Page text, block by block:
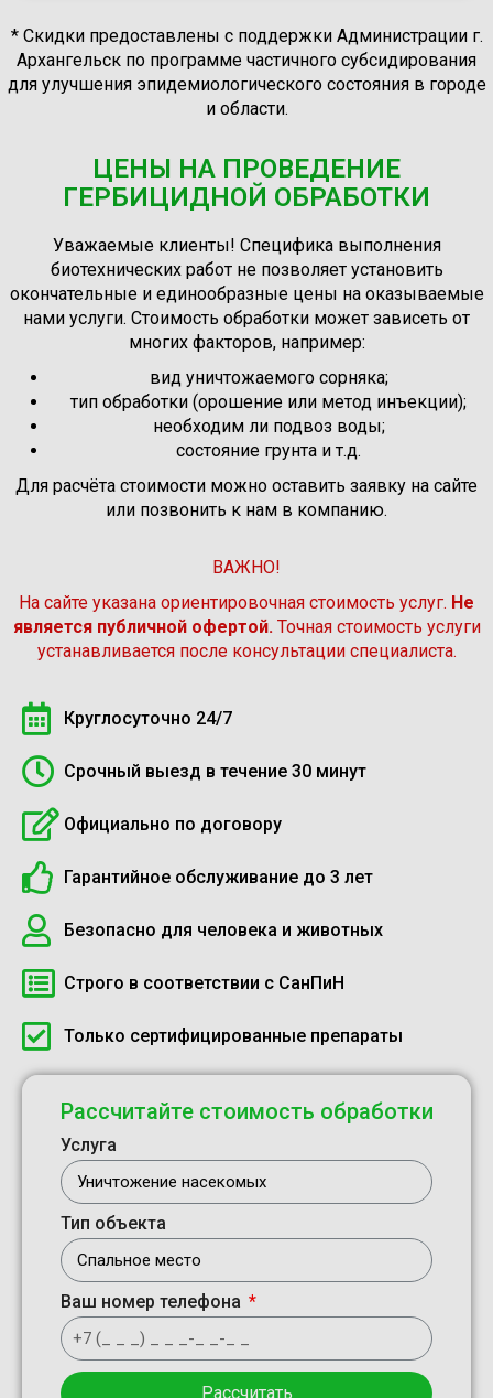
* Скидки предоставлены с поддержки Администрации г.
Архангельск по программе частичного субсидирования
для улучшения эпидемиологического состояния в городе
и области.
ЦЕНЫ НА ПРОВЕДЕНИЕ
ГЕРБИЦИДНОЙ ОБРАБОТКИ
Уважаемые клиенты! Специфика выполнения
биотехнических работ не позволяет установить
окончательные и единообразные цены на оказываемые
нами услуги. Стоимость обработки может зависеть от
многих факторов, например:
вид уничтожаемого сорняка;
тип обработки (орошение или метод инъекции);
необходим ли подвоз воды;
состояние грунта и т.д.
Для расчёта стоимости можно оставить заявку на сайте
или позвонить к нам в компанию.
ВАЖНО!
На сайте указана ориентировочная стоимость услуг. Не
является публичной офертой.Точная стоимость услуги
устанавливается после консультации специалиста.
Круглосуточно 24/7
Срочный выезд в течение 30 минут
Официально по договору
Гарантийное обслуживание до 3 лет
Безопасно для человека и животных
Строго в соответствии с СанПиН
Только сертифицированные препараты
Рассчитайте стоимость обработки
Услуга
Тип объекта
Ваш номер телефона
Рассчитать